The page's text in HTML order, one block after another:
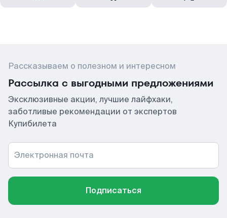
Рассказываем о полезном и интересном
Рассылка с выгодными предложениями
Эксклюзивные акции, лучшие лайфхаки,
заботливые рекомендации от экспертов
Купибилета
Электронная почта
Подписаться